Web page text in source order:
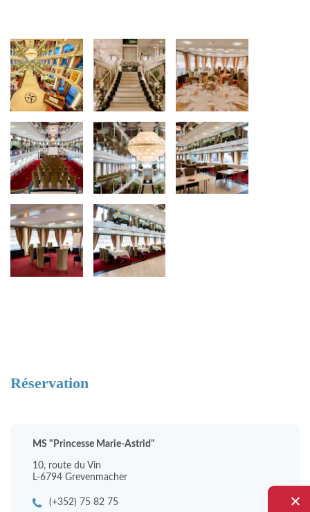
Réservation
MS "Princesse Marie-Astrid"
10, route du Vin
L-6794 Grevenmacher
(+352) 75 82 75